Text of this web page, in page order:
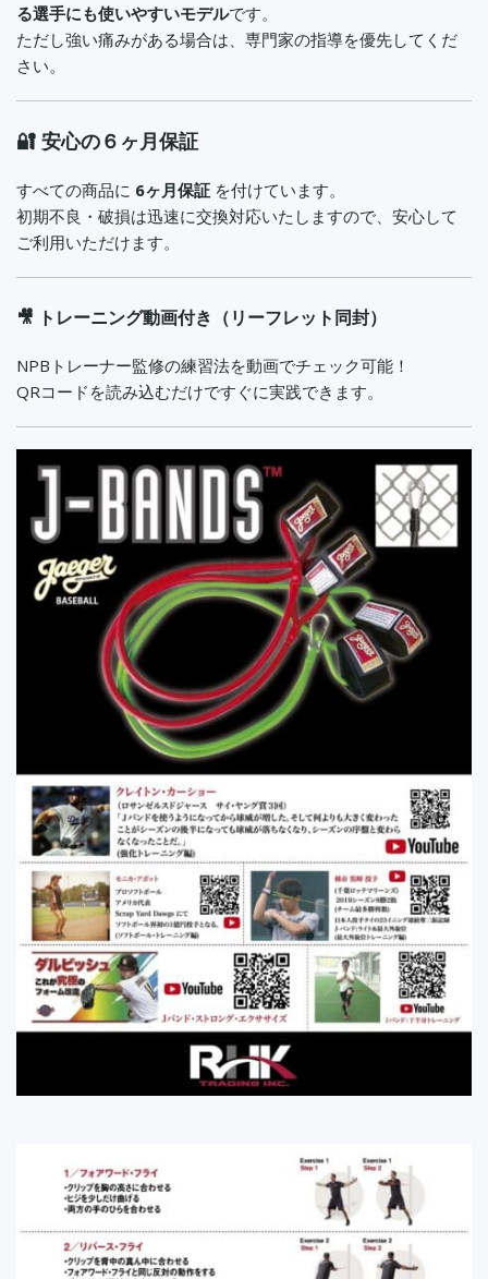
る選手にも使いやすいモデルです。
ただし強い痛みがある場合は、専門家の指導を優先してくだ
さい。
🔐 安心の６ヶ月保証
すべての商品に 6ヶ月保証 を付けています。
初期不良・破損は迅速に交換対応いたしますので、安心して
ご利用いただけます。
🎥 トレーニング動画付き（リーフレット同封）
NPBトレーナー監修の練習法を動画でチェック可能！
QRコードを読み込むだけですぐに実践できます。